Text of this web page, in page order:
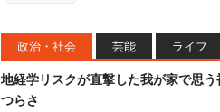
政治・社会 芸能 ライフ
地経学リスクが直撃した我が家で思う
つらさ